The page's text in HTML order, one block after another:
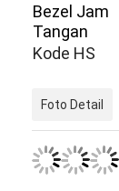
Jam
Jam
Jam
Bezel Jam
Tangan
Kode HS
Foto Detail